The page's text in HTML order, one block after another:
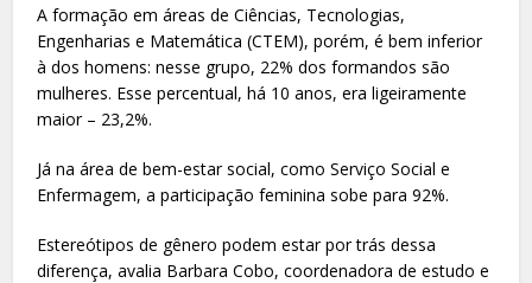
A formação em áreas de Ciências, Tecnologias,
Engenharias e Matemática (CTEM), porém, é bem inferior
à dos homens: nesse grupo, 22% dos formandos são
mulheres. Esse percentual, há 10 anos, era ligeiramente
maior – 23,2%.
Já na área de bem-estar social, como Serviço Social e
Enfermagem, a participação feminina sobe para 92%.
Estereótipos de gênero podem estar por trás dessa
diferença, avalia Barbara Cobo, coordenadora de estudo e